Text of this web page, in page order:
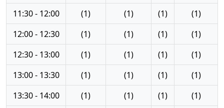
11:30 - 12:00
(1) (1) (1)
(1)
12:00 - 12:30
(1) (1) (1)
(1)
12:30 - 13:00
(1) (1) (1)
(1)
13:00 - 13:30
(1) (1) (1)
(1)
13:30 - 14:00
(1) (1) (1)
(1)